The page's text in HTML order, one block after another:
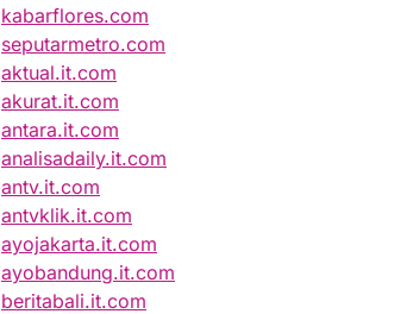
kabarflores.com
seputarmetro.com
aktual.it.com
akurat.it.com
antara.it.com
analisadaily.it.com
antv.it.com
antvklik.it.com
ayojakarta.it.com
ayobandung.it.com
beritabali.it.com